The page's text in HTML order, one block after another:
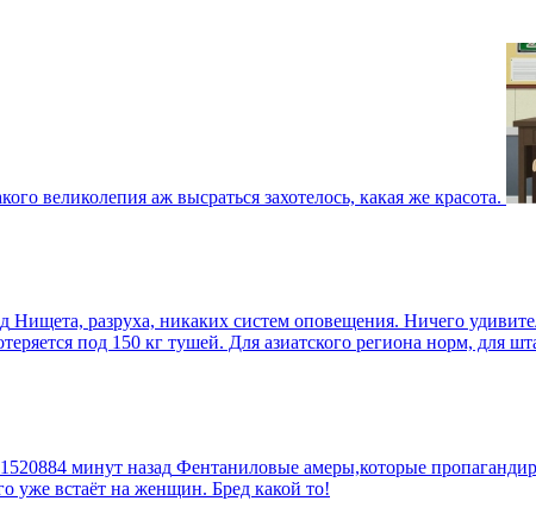
великолепия аж высраться захотелось, какая же красота.
Нищета, разруха, никаких систем оповещения. Ничего
под 150 кг тушей. Для азиатского региона норм, для
1520884 минут назад Фентаниловые амеры,которые
уже встаёт на женщин. Бред какой то!